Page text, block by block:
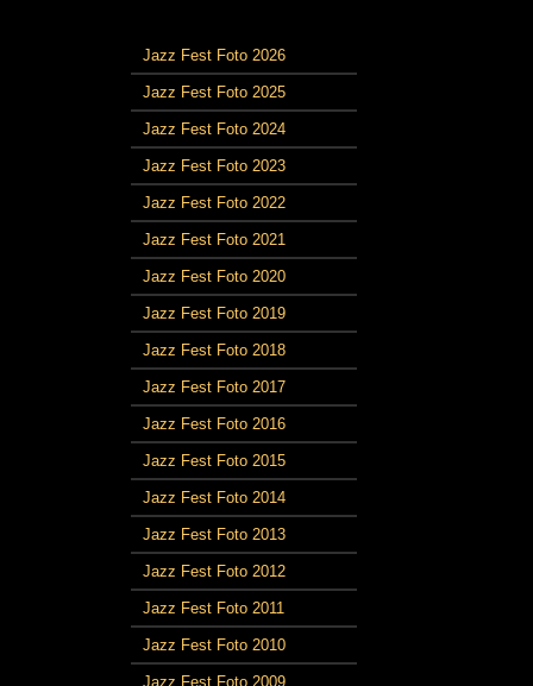
Jazz Fest Foto 2026
Jazz Fest Foto 2025
Jazz Fest Foto 2024
Jazz Fest Foto 2023
Jazz Fest Foto 2022
Jazz Fest Foto 2021
Jazz Fest Foto 2020
Jazz Fest Foto 2019
Jazz Fest Foto 2018
Jazz Fest Foto 2017
Jazz Fest Foto 2016
Jazz Fest Foto 2015
Jazz Fest Foto 2014
Jazz Fest Foto 2013
Jazz Fest Foto 2012
Jazz Fest Foto 2011
Jazz Fest Foto 2010
Jazz Fest Foto 2009